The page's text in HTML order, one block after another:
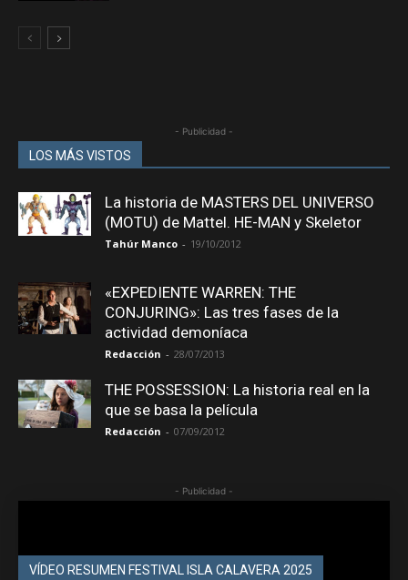
- Publicidad -
LOS MÁS VISTOS
La historia de MASTERS DEL UNIVERSO
(MOTU) de Mattel. HE-MAN y Skeletor
Tahúr Manco - 19/10/2012
«EXPEDIENTE WARREN: THE
CONJURING»: Las tres fases de la
actividad demoníaca
Redacción - 28/07/2013
THE POSSESSION: La historia real en la
que se basa la película
Redacción - 07/09/2012
- Publicidad -
VÍDEO RESUMEN FESTIVAL ISLA CALAVERA 2025